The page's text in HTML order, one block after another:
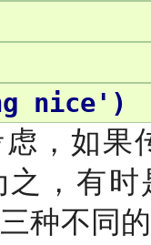
nice')
，如果
之，有
种不同